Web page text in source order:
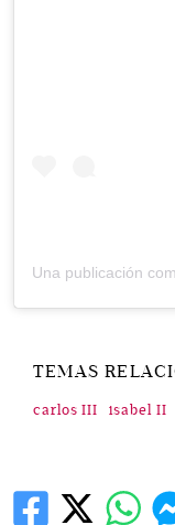
Una publicación
TEMAS
carlos III isabel II